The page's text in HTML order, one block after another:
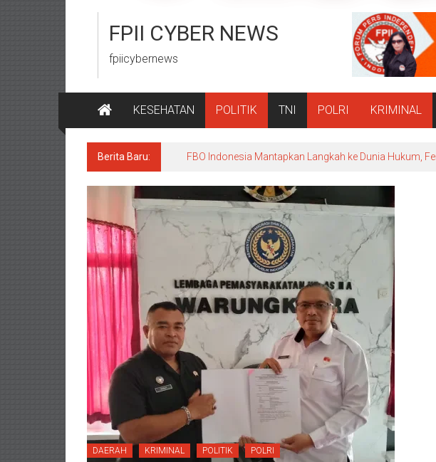
FPII CYBER NEWS
fpiicybernews
KESEHATAN POLITIK TNI POLRI KRIMINAL
Berita Baru: FBO Indonesia Mantapkan Langkah ke Dunia Hukum,
DAERAH KRIMINAL POLITIK POLRI